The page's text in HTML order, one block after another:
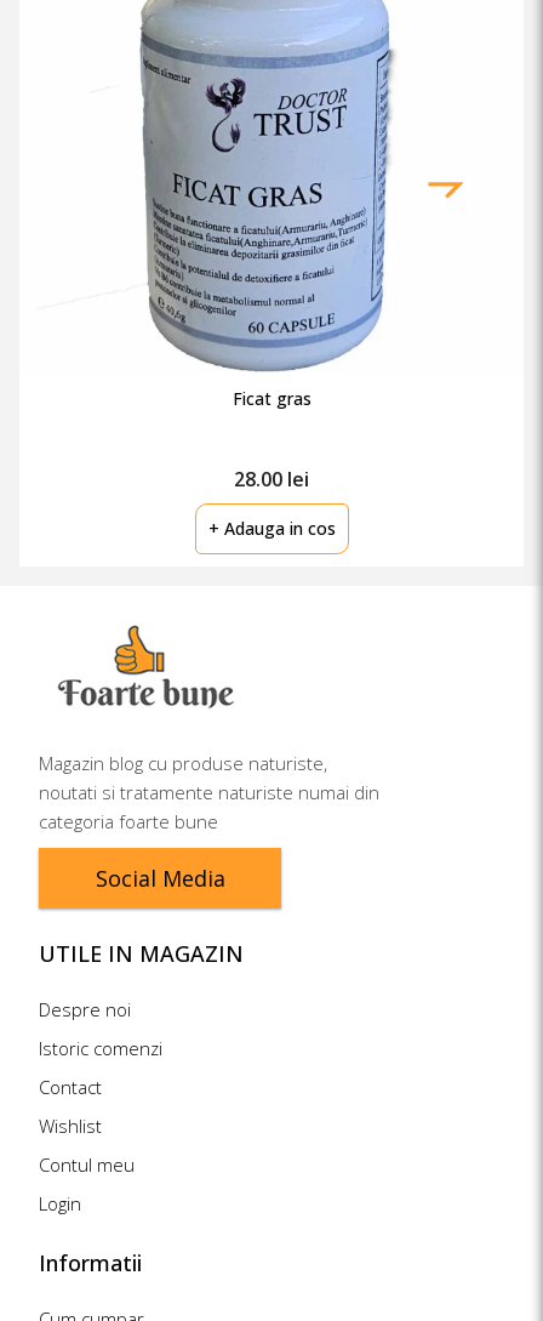
Ficat gras
28.00 lei
+ Adauga in cos
Magazin blog cu produse naturiste,
noutati si tratamente naturiste numai din
categoria foarte bune
Social Media
UTILE IN MAGAZIN
Despre noi
Istoric comenzi
Contact
Wishlist
Contul meu
Login
Informatii